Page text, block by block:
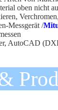
oben nicht
Messgerät /
AutoCAD